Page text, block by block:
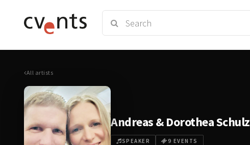
All artists
Andreas & Dorothea Schulz
SPEAKER 9 EVENTS